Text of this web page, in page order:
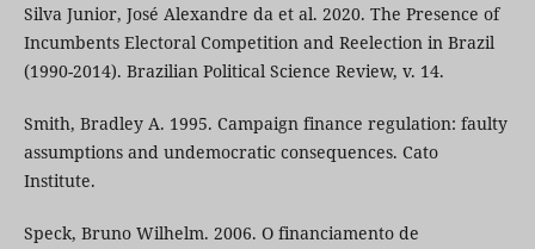
Silva Junior, José Alexandre da et al. 2020. The Presence of
Incumbents Electoral Competition and Reelection in Brazil
(1990-2014). Brazilian Political Science Review, v. 14.
Smith, Bradley A. 1995. Campaign finance regulation: faulty
assumptions and undemocratic consequences. Cato
Institute.
Speck, Bruno Wilhelm. 2006. O financiamento de